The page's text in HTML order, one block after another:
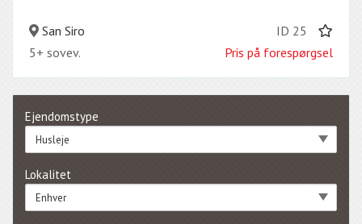
San Siro
ID 25
5+ sovev.
Pris på forespørgsel
Ejendomstype
Husleje
Lokalitet
Enhver